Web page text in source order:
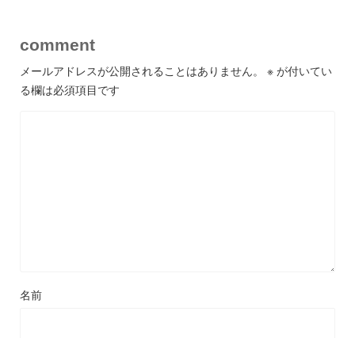
comment
メールアドレスが公開されることはありません。 ※ が付いてい
る欄は必須項目です
名前